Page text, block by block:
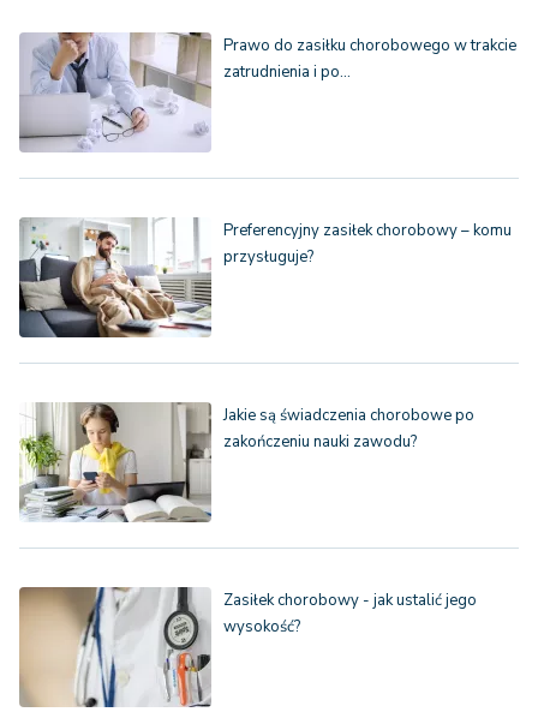
Prawo do zasiłku chorobowego w trakcie
zatrudnienia i po…
Preferencyjny zasiłek chorobowy – komu
przysługuje?
Jakie są świadczenia chorobowe po
zakończeniu nauki zawodu?
Zasiłek chorobowy - jak ustalić jego
wysokość?